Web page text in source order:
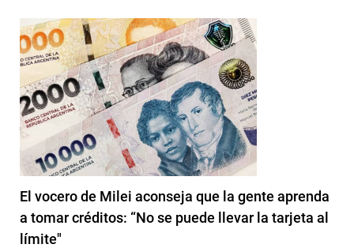
El vocero de Milei aconseja que la gente aprenda
a tomar créditos: “No se puede llevar la tarjeta al
límite"